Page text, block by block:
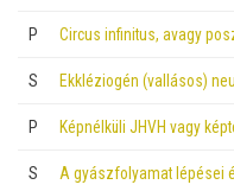
P Circus infinitus, avagy
S Ekkléziogén (vallásos)
P Képnélküli JHVH vagy
S A gyászfolyamat lépései